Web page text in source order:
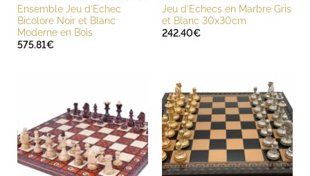
Ensemble Jeu d’Echec
Bicolore Noir et Blanc
Moderne en Bois
575.81€
Jeu d’Echecs en Marbre Gris
et Blanc 30x30cm
242.40€